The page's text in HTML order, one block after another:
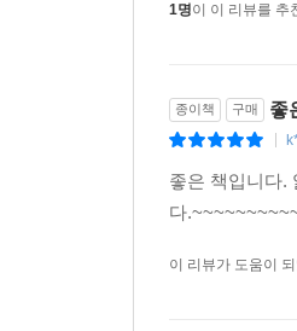
--- 「9장. 시진핑의
중국은 경제 발전
보다 훨씬 높은 소
1명이 이 리뷰를 추
종이책 구매 좋
좋은 책입니다.
다
이 리뷰가 도움이